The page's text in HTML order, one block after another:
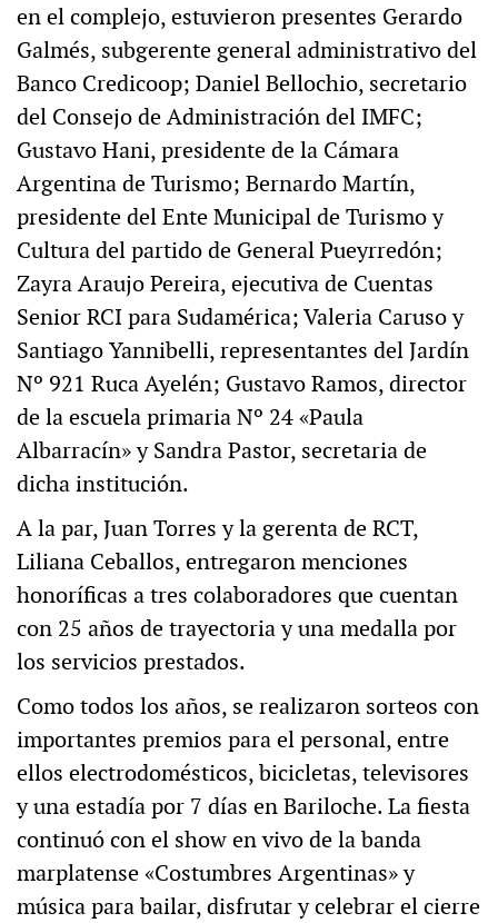
en el complejo, estuvieron presentes Gerardo
Galmés, subgerente general administrativo del
Banco Credicoop; Daniel Bellochio, secretario
del Consejo de Administración del IMFC;
Gustavo Hani, presidente de la Cámara
Argentina de Turismo; Bernardo Martín,
presidente del Ente Municipal de Turismo y
Cultura del partido de General Pueyrredón;
Zayra Araujo Pereira, ejecutiva de Cuentas
Senior RCI para Sudamérica; Valeria Caruso y
Santiago Yannibelli, representantes del Jardín
Nº 921 Ruca Ayelén; Gustavo Ramos, director
de la escuela primaria Nº 24 «Paula
Albarracín» y Sandra Pastor, secretaria de
dicha institución.
A la par, Juan Torres y la gerenta de RCT,
Liliana Ceballos, entregaron menciones
honoríficas a tres colaboradores que cuentan
con 25 años de trayectoria y una medalla por
los servicios prestados.
Como todos los años, se realizaron sorteos con
importantes premios para el personal, entre
ellos electrodomésticos, bicicletas, televisores
y una estadía por 7 días en Bariloche. La fiesta
continuó con el show en vivo de la banda
marplatense «Costumbres Argentinas» y
música para bailar, disfrutar y celebrar el cierre